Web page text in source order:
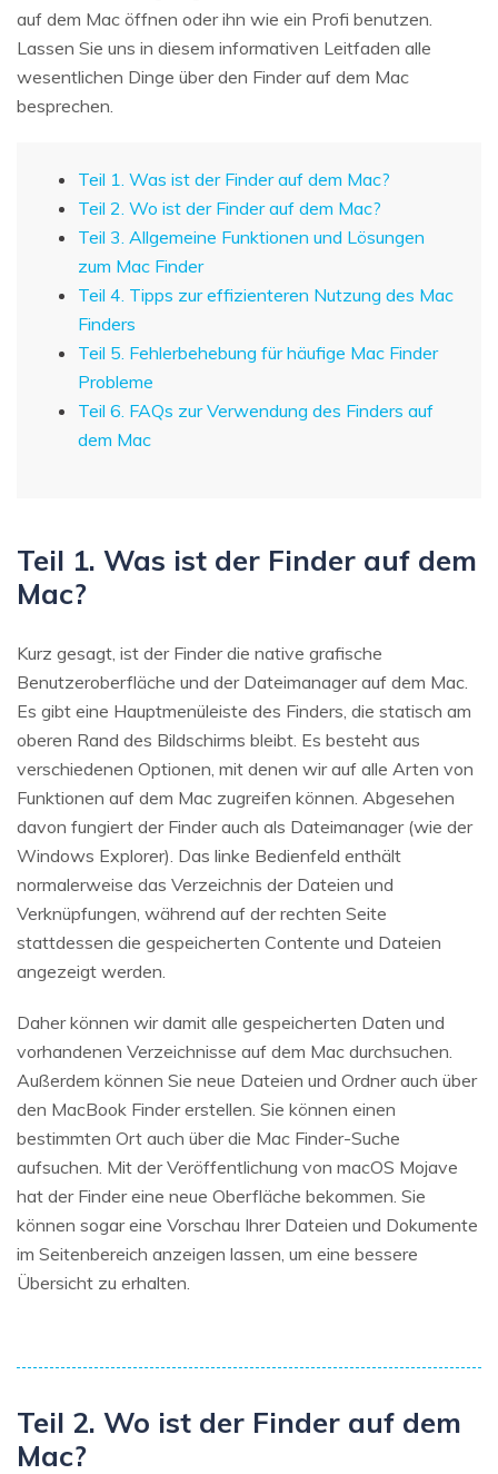
auf dem Mac öffnen oder ihn wie ein Profi benutzen.
Lassen Sie uns in diesem informativen Leitfaden alle
wesentlichen Dinge über den Finder auf dem Mac
besprechen.
Teil 1. Was ist der Finder auf dem Mac?
Teil 2. Wo ist der Finder auf dem Mac?
Teil 3. Allgemeine Funktionen und Lösungen
zum Mac Finder
Teil 4. Tipps zur effizienteren Nutzung des Mac
Finders
Teil 5. Fehlerbehebung für häufige Mac Finder
Probleme
Teil 6. FAQs zur Verwendung des Finders auf
dem Mac
Teil 1. Was ist der Finder auf dem
Mac?
Kurz gesagt, ist der Finder die native grafische
Benutzeroberfläche und der Dateimanager auf dem Mac.
Es gibt eine Hauptmenüleiste des Finders, die statisch am
oberen Rand des Bildschirms bleibt. Es besteht aus
verschiedenen Optionen, mit denen wir auf alle Arten von
Funktionen auf dem Mac zugreifen können. Abgesehen
davon fungiert der Finder auch als Dateimanager (wie der
Windows Explorer). Das linke Bedienfeld enthält
normalerweise das Verzeichnis der Dateien und
Verknüpfungen, während auf der rechten Seite
stattdessen die gespeicherten Contente und Dateien
angezeigt werden.
Daher können wir damit alle gespeicherten Daten und
vorhandenen Verzeichnisse auf dem Mac durchsuchen.
Außerdem können Sie neue Dateien und Ordner auch über
den MacBook Finder erstellen. Sie können einen
bestimmten Ort auch über die Mac Finder-Suche
aufsuchen. Mit der Veröffentlichung von macOS Mojave
hat der Finder eine neue Oberfläche bekommen. Sie
können sogar eine Vorschau Ihrer Dateien und Dokumente
im Seitenbereich anzeigen lassen, um eine bessere
Übersicht zu erhalten.
Teil 2. Wo ist der Finder auf dem
Mac?